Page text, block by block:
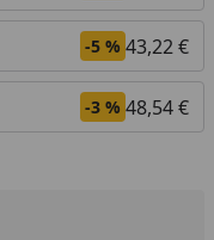
-5 % 43,22 €
-3 % 48,54 €